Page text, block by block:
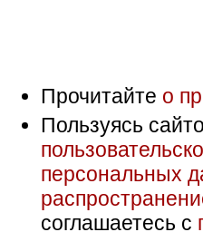
Прочитайте о
Пользуясь
персональных
соглашаетесь с